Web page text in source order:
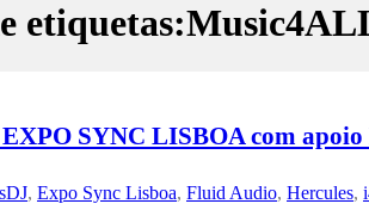
etiquetas:
SYNC LISBOA com apoio
DJ, Expo Sync Lisboa, Fluid Audio, Hercules,